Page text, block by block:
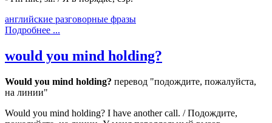
английские разговорные фразы
Подробнее ...
would you mind holding?
Would you mind holding? перевод "подождите, пожалуйста,
на линии"
Would you mind holding? I have another call. / Подождите,